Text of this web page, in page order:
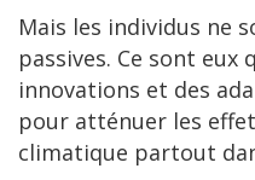
Mais les individus ne
passives. Ce sont
innovations et des
pour atténuer les
climatique partout